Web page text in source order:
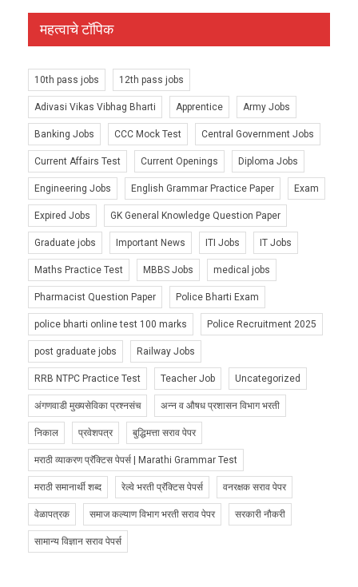
महत्वाचे टॉपिक
10th pass jobs 12th pass jobs
Adivasi Vikas Vibhag Bharti Apprentice Army Jobs
Banking Jobs CCC Mock Test Central Government Jobs
Current Affairs Test Current Openings Diploma Jobs
Engineering Jobs English Grammar Practice Paper Exam
Expired Jobs GK General Knowledge Question Paper
Graduate jobs Important News ITI Jobs IT Jobs
Maths Practice Test MBBS Jobs medical jobs
Pharmacist Question Paper Police Bharti Exam
police bharti online test 100 marks Police Recruitment 2025
post graduate jobs Railway Jobs
RRB NTPC Practice Test Teacher Job Uncategorized
अंगणवाडी मुख्यसेविका प्रश्नसंच अन्न व औषध प्रशासन विभाग भरती
निकाल प्रवेशपत्र बुद्धिमत्ता सराव पेपर
मराठी व्याकरण प्रॅक्टिस पेपर्स | Marathi Grammar Test
मराठी समानार्थी शब्द रेल्वे भरती प्रॅक्टिस पेपर्स वनरक्षक सराव पेपर
वेळापत्रक समाज कल्याण विभाग भरती सराव पेपर सरकारी नौकरी
सामान्य विज्ञान सराव पेपर्स